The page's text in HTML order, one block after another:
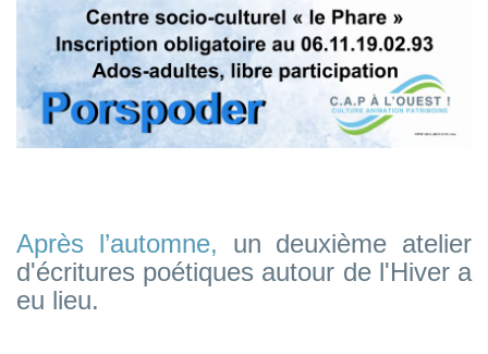
Après l’automne, un deuxième atelier
d'écritures poétiques autour de l'Hiver a
eu lieu.